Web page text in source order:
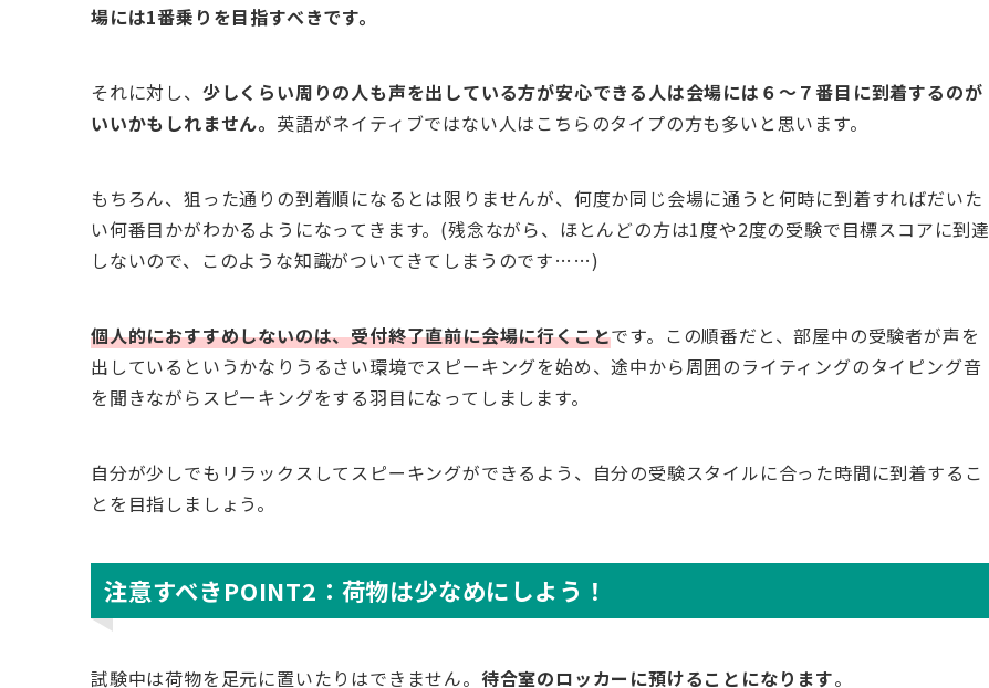
場には1番乗りを目指すべきです。
それに対し、 少しくらい周りの人も声を出している方が安心できる人は会場には６～７番目に到着するのが
いいかもしれません。 英語がネイティブではない人はこちらのタイプの方も多いと思います。
もちろん、狙った通りの到着順になるとは限りませんが、何度か同じ会場に通うと何時に到着すればだいた
い何番目かがわかるようになってきます。(残念ながら、ほとんどの方は1度や2度の受験で目標スコアに到達
しないので、このような知識がついてきてしまうのです……)
個人的におすすめしないのは、受付終了直前に会場に行くことです。この順番だと、部屋中の受験者が声を
出しているというかなりうるさい環境でスピーキングを始め、途中から周囲のライティングのタイピング音
を聞きながらスピーキングをする羽目になってしまします。
自分が少しでもリラックスしてスピーキングができるよう、自分の受験スタイルに合った時間に到着するこ
とを目指しましょう。
注意すべきPOINT2：荷物は少なめにしよう！
試験中は荷物を足元に置いたりはできません。 待合室のロッカーに預けることになります。